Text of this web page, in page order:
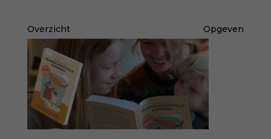
Overzicht Opgeven